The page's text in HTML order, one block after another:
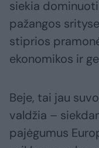
siekia
pažangos
stiprios
ekonomikos ir
Beje, tai jau
valdžia –
pajėgumus